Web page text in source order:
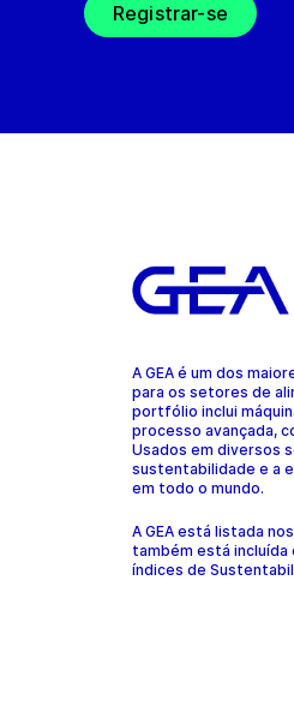
Registrar-se
A GEA é um dos
para os setores de
portfólio inclui
processo avançada,
Usados em diversos
sustentabilidade e a
em todo o mundo.
A GEA está listada
também está incluída
índices de